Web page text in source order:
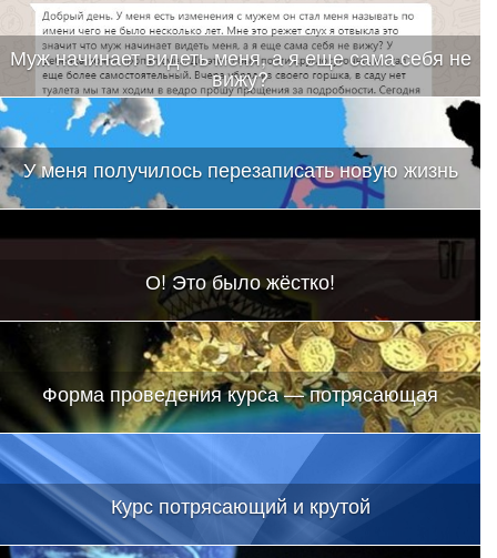
Муж начинает видеть меня, а я еще сама себя не
вижу?
У меня получилось перезаписать новую жизнь
О! Это было жёстко!
Форма проведения курса — потрясающая
Курс потрясающий и крутой